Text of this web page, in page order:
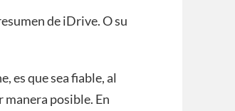
de iDrive. O su
es que sea fiable, al
posible. En